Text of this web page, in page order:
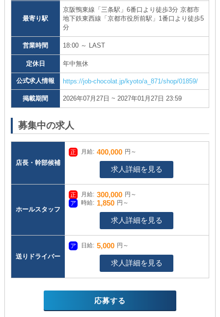
最寄り駅
京阪鴨東線「三条駅」6番口より徒歩3分 京都市
地下鉄東西線「京都市役所前駅」1番口より徒歩5
分
営業時間 18:00 ～ LAST
定休日 年中無休
公式求人情報 https://job-chocolat.jp/kyoto/a_871/shop/01859/
掲載期間 2026年07月27日 ~ 2027年01月27日 23:59
募集中の求人
店長・幹部候補
月給: 400,000 円～
求人詳細を見る
ホールスタッフ
月給: 300,000 円～
時給: 1,850 円～
求人詳細を見る
送りドライバー
日給: 5,000 円～
求人詳細を見る
応募する